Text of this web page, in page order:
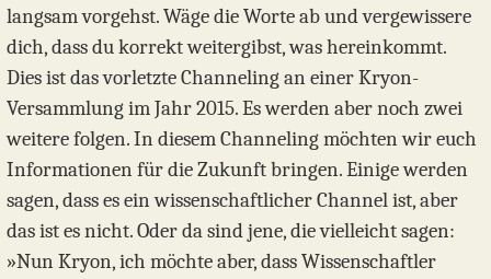
langsam vorgehst. Wäge die Worte ab und vergewissere
dich, dass du korrekt weitergibst, was hereinkommt.
Dies ist das vorletzte Channeling an einer Kryon-
Versammlung im Jahr 2015. Es werden aber noch zwei
weitere folgen. In diesem Channeling möchten wir euch
Informationen für die Zukunft bringen. Einige werden
sagen, dass es ein wissenschaftlicher Channel ist, aber
das ist es nicht. Oder da sind jene, die vielleicht sagen:
»Nun Kryon, ich möchte aber, dass Wissenschaftler